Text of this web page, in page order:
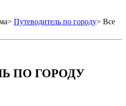
> Путеводитель по городу> Все
ПО ГОРОДУ